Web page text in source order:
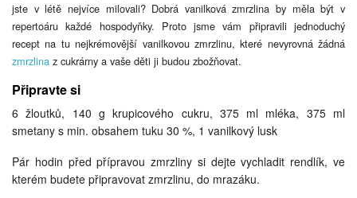
jste v létě nejvíce milovali? Dobrá vanilková zmrzlina by měla být v
repertoáru každé hospodyňky. Proto jsme vám připravili jednoduchý
recept na tu nejkrémovější vanilkovou zmrzlinu, které nevyrovná žádná
zmrzlina z cukrárny a vaše děti ji budou zbožňovat.
Připravte si
6 žloutků, 140 g krupicového cukru, 375 ml mléka, 375 ml
smetany s min. obsahem tuku 30 %, 1 vanilkový lusk
Pár hodin před přípravou zmrzliny si dejte vychladit rendlík, ve
kterém budete připravovat zmrzlinu, do mrazáku.